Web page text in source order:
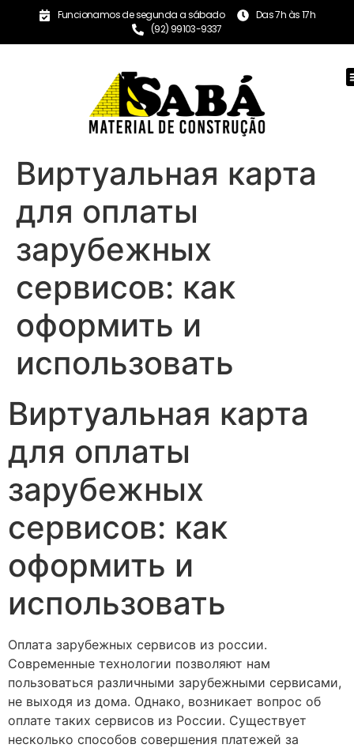
Funcionamos de segunda a sábado
Das 7h às 17h
(92) 99103-9337
Виртуальная карта
для оплаты
зарубежных
сервисов: как
оформить и
использовать
Виртуальная карта
для оплаты
зарубежных
сервисов: как
оформить и
использовать
Оплата зарубежных сервисов из россии.
Современные технологии позволяют нам
пользоваться различными зарубежными сервисами,
не выходя из дома. Однако, возникает вопрос об
оплате таких сервисов из России. Существует
несколько способов совершения платежей за